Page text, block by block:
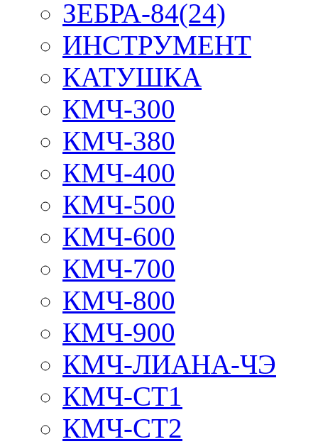
ЗЕБРА-84(24)
ИНСТРУМЕНТ
КАТУШКА
КМЧ-300
КМЧ-380
КМЧ-400
КМЧ-500
КМЧ-600
КМЧ-700
КМЧ-800
КМЧ-900
КМЧ-ЛИАНА-ЧЭ
КМЧ-СТ1
КМЧ-СТ2